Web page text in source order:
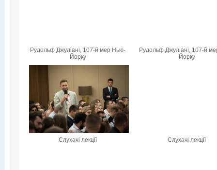
Рудольф Джуліані, 107-й мер Нью-
Йорку
Рудольф Джуліані, 107-й
Йорку
Слухачі лекції Слухачі лекції